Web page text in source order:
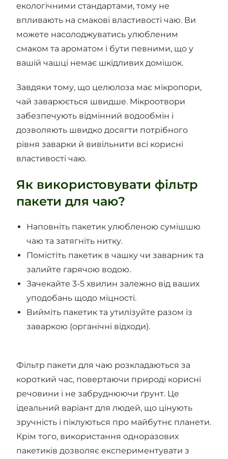
екологічними стандартами, тому не
впливають на смакові властивості чаю. Ви
можете насолоджуватись улюбленим
смаком та ароматом і бути певними, що у
вашій чашці немає шкідливих домішок.
Завдяки тому, що целюлоза має мікропори,
чай заварюється швидше. Мікроотвори
забезпечують відмінний водообмін і
дозволяють швидко досягти потрібного
рівня заварки й вивільнити всі корисні
властивості чаю.
Як використовувати фільтр
пакети для чаю?
Наповніть пакетик улюбленою сумішшю
чаю та затягніть нитку.
Помістіть пакетик в чашку чи заварник та
залийте гарячою водою.
Зачекайте 3-5 хвилин залежно від ваших
уподобань щодо міцності.
Вийміть пакетик та утилізуйте разом із
заваркою (органічні відходи).
Фільтр пакети для чаю розкладаються за
короткий час, повертаючи природі корисні
речовини і не забруднюючи ґрунт. Це
ідеальний варіант для людей, що цінують
зручність і піклуються про майбутнє планети.
Крім того, використання одноразових
пакетиків дозволяє експериментувати з